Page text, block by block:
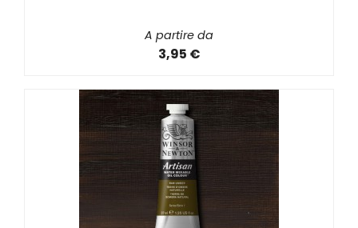
A partire da
3,95 €